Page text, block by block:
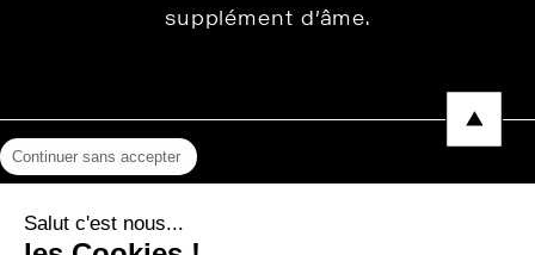
supplément d’âme.
Protection des données
Continuer sans accepter
Salut c'est nous...